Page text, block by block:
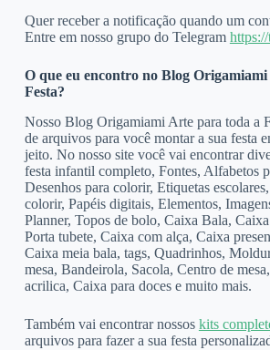
Quer receber a notificação quando um
Entre em nosso grupo do Telegram
O que eu encontro no Blog
Festa?
Nosso Blog Origamiami Arte para toda a
de arquivos para você montar a sua festa
jeito. No nosso site você vai encontrar
festa infantil completo, Fontes, Alfabetos
Desenhos para colorir, Etiquetas
colorir, Papéis digitais, Elementos,
Planner, Topos de bolo, Caixa Bala,
Porta tubete, Caixa com alça, Caixa
Caixa meia bala, tags, Quadrinhos,
mesa, Bandeirola, Sacola, Centro de
acrilica, Caixa para doces e muito mais.
Também vai encontrar nossos kits
arquivos para fazer a sua festa